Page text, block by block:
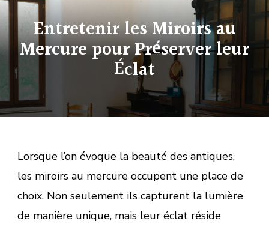
Entretenir les Miroirs au
Mercure pour Préserver leur
Éclat
Lorsque l’on évoque la beauté des antiques,
les miroirs au mercure occupent une place de
choix. Non seulement ils capturent la lumière
de manière unique, mais leur éclat réside